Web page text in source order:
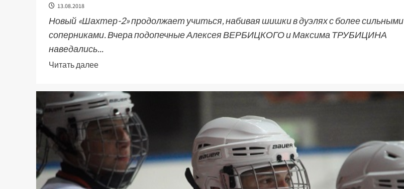
13.08.2018
Новый «Шахтер-2» продолжает учиться, набивая шишки в дуэлях с более сильными
соперниками. Вчера подопечные Алексея ВЕРБИЦКОГО и Максима ТРУБИЦИНА
наведались...
Читать далее